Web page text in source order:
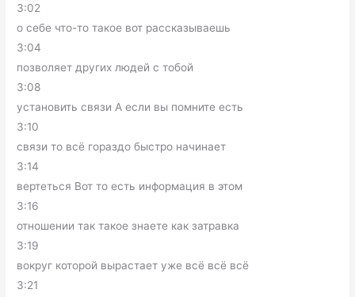
3:02
о себе что-то такое вот рассказываешь
3:04
позволяет других людей с тобой
3:08
установить связи А если вы помните есть
3:10
связи то всё гораздо быстро начинает
3:14
вертеться Вот то есть информация в этом
3:16
отношении так такое знаете как затравка
3:19
вокруг которой вырастает уже всё всё всё
3:21